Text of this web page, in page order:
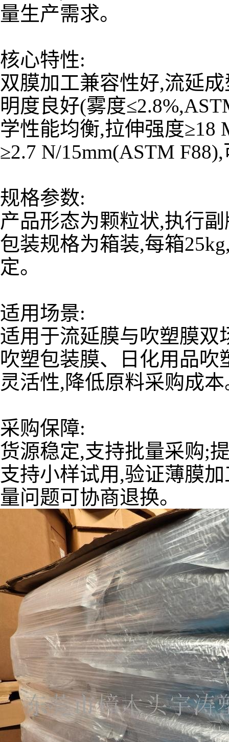
量生产需求。
核心特性:
双膜加工兼容性好,流延
明度良好(雾度
学性能均衡,拉伸强度≥18
≥2.7 N/15mm(ASTM
规格参数:
产品形态为颗粒状,执行
包装规格为箱装,每箱
定。
适用场景:
适用于流延膜与吹塑膜双
吹塑包装膜、日化用品
灵活性,降低原料采购成本
采购保障:
货源稳定,支持批量采购;
支持小样试用,验证薄膜
量问题可协商退换。